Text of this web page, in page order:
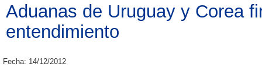
Aduanas de Uruguay y Corea
entendimiento
Fecha: 14/12/2012